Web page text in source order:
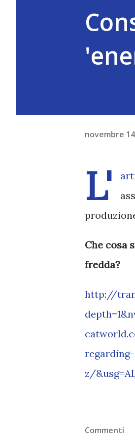
novembre
L'
Che cosa
fredda?
http://
z/
Commenti